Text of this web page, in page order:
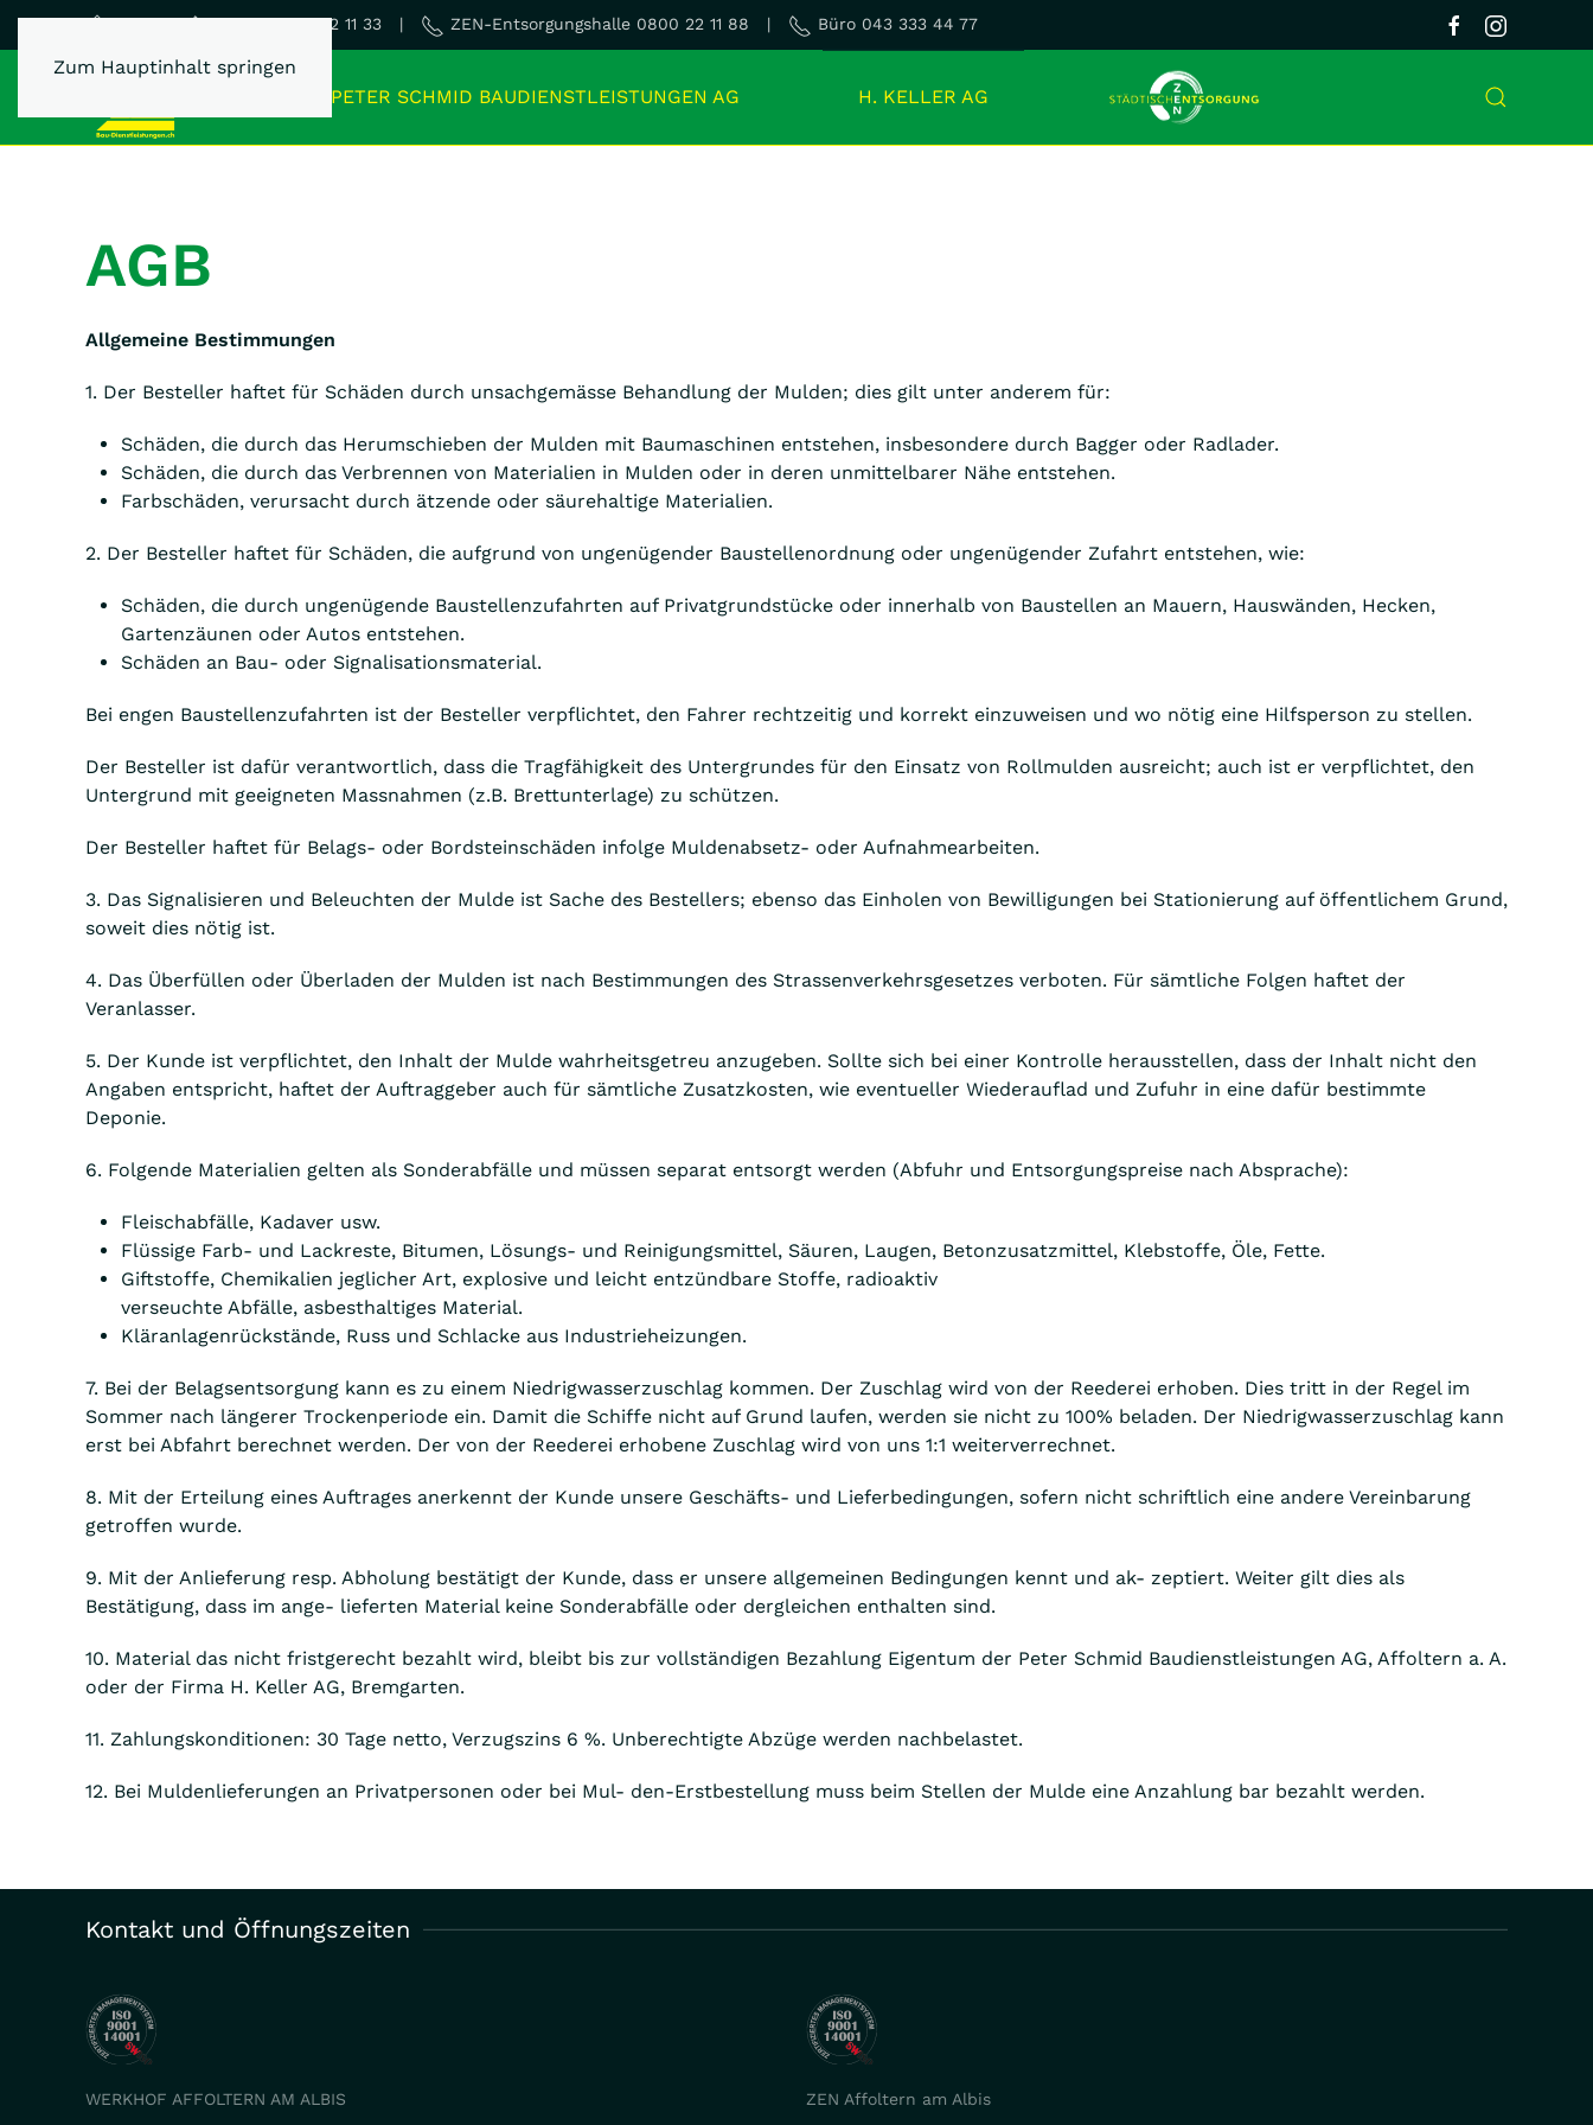
Zum Hauptinhalt springen
Home Dispo 0800 22 11 33 | ZEN-Entsorgungshalle 0800 22 11 88 | Büro 043 333 44 77
PETER SCHMID BAUDIENSTLEISTUNGEN AG H. KELLER AG
AGB
Allgemeine Bestimmungen
1. Der Besteller haftet für Schäden durch unsachgemässe Behandlung der Mulden; dies gilt unter anderem für:
Schäden, die durch das Herumschieben der Mulden mit Baumaschinen entstehen, insbesondere durch Bagger oder Radlader.
Schäden, die durch das Verbrennen von Materialien in Mulden oder in deren unmittelbarer Nähe entstehen.
Farbschäden, verursacht durch ätzende oder säurehaltige Materialien.
2. Der Besteller haftet für Schäden, die aufgrund von ungenügender Baustellenordnung oder ungenügender Zufahrt entstehen, wie:
Schäden, die durch ungenügende Baustellenzufahrten auf Privatgrundstücke oder innerhalb von Baustellen an Mauern, Hauswänden, Hecken,
Gartenzäunen oder Autos entstehen.
Schäden an Bau- oder Signalisationsmaterial.
Bei engen Baustellenzufahrten ist der Besteller verpflichtet, den Fahrer rechtzeitig und korrekt einzuweisen und wo nötig eine Hilfsperson zu stellen.
Der Besteller ist dafür verantwortlich, dass die Tragfähigkeit des Untergrundes für den Einsatz von Rollmulden ausreicht; auch ist er verpflichtet, den
Untergrund mit geeigneten Massnahmen (z.B. Brettunterlage) zu schützen.
Der Besteller haftet für Belags- oder Bordsteinschäden infolge Muldenabsetz- oder Aufnahmearbeiten.
3. Das Signalisieren und Beleuchten der Mulde ist Sache des Bestellers; ebenso das Einholen von Bewilligungen bei Stationierung auf öffentlichem Grund,
soweit dies nötig ist.
4. Das Überfüllen oder Überladen der Mulden ist nach Bestimmungen des Strassenverkehrsgesetzes verboten. Für sämtliche Folgen haftet der
Veranlasser.
5. Der Kunde ist verpflichtet, den Inhalt der Mulde wahrheitsgetreu anzugeben. Sollte sich bei einer Kontrolle herausstellen, dass der Inhalt nicht den
Angaben entspricht, haftet der Auftraggeber auch für sämtliche Zusatzkosten, wie eventueller Wiederauflad und Zufuhr in eine dafür bestimmte
Deponie.
6. Folgende Materialien gelten als Sonderabfälle und müssen separat entsorgt werden (Abfuhr und Entsorgungspreise nach Absprache):
Fleischabfälle, Kadaver usw.
Flüssige Farb- und Lackreste, Bitumen, Lösungs- und Reinigungsmittel, Säuren, Laugen, Betonzusatzmittel, Klebstoffe, Öle, Fette.
Giftstoffe, Chemikalien jeglicher Art, explosive und leicht entzündbare Stoffe, radioaktiv
verseuchte Abfälle, asbesthaltiges Material.
Kläranlagenrückstände, Russ und Schlacke aus Industrieheizungen.
7. Bei der Belagsentsorgung kann es zu einem Niedrigwasserzuschlag kommen. Der Zuschlag wird von der Reederei erhoben. Dies tritt in der Regel im
Sommer nach längerer Trockenperiode ein. Damit die Schiffe nicht auf Grund laufen, werden sie nicht zu 100% beladen. Der Niedrigwasserzuschlag kann
erst bei Abfahrt berechnet werden. Der von der Reederei erhobene Zuschlag wird von uns 1:1 weiterverrechnet.
8. Mit der Erteilung eines Auftrages anerkennt der Kunde unsere Geschäfts- und Lieferbedingungen, sofern nicht schriftlich eine andere Vereinbarung
getroffen wurde.
9. Mit der Anlieferung resp. Abholung bestätigt der Kunde, dass er unsere allgemeinen Bedingungen kennt und ak- zeptiert. Weiter gilt dies als
Bestätigung, dass im ange- lieferten Material keine Sonderabfälle oder dergleichen enthalten sind.
10. Material das nicht fristgerecht bezahlt wird, bleibt bis zur vollständigen Bezahlung Eigentum der Peter Schmid Baudienstleistungen AG, Affoltern a. A.
oder der Firma H. Keller AG, Bremgarten.
11. Zahlungskonditionen: 30 Tage netto, Verzugszins 6 %. Unberechtigte Abzüge werden nachbelastet.
12. Bei Muldenlieferungen an Privatpersonen oder bei Mul- den-Erstbestellung muss beim Stellen der Mulde eine Anzahlung bar bezahlt werden.
Kontakt und Öffnungszeiten
WERKHOF AFFOLTERN AM ALBIS ZEN Affoltern am Albis